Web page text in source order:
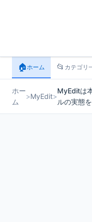
🏠ホーム 📂 カテゴリ
ホー
ム
>MyEdit>
MyEditは
ルの実態